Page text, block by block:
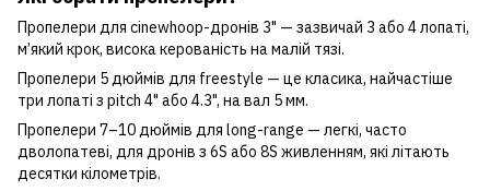
Пропелери для cinewhoop-дронів 3" — зазвичай 3 або 4 лопаті,
м’який крок, висока керованість на малій тязі.
Пропелери 5 дюймів для freestyle — це класика, найчастіше
три лопаті з pitch 4" або 4.3", на вал 5 мм.
Пропелери 7–10 дюймів для long-range — легкі, часто
дволопатеві, для дронів з 6S або 8S живленням, які літають
десятки кілометрів.